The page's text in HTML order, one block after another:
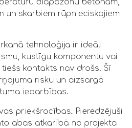
diapazonu betonam,
un skarbiem rūpnieciskajiem
tehnoloģija ir ideāli
kustīgu komponentu vai
kontakts nav drošs. Šī
risku un aizsargā
iedarbības.
priekšrocības. Pieredzējuši
abas atkarībā no projekta